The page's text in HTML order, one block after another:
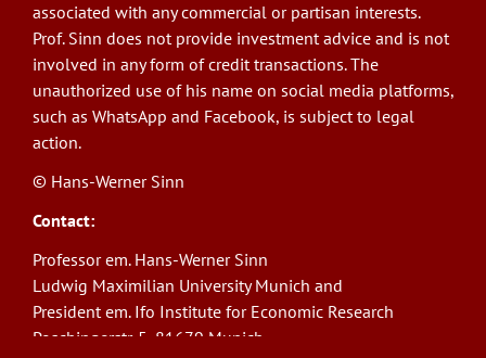
associated with any commercial or partisan interests.
Prof. Sinn does not provide investment advice and is not
involved in any form of credit transactions. The
unauthorized use of his name on social media platforms,
such as WhatsApp and Facebook, is subject to legal
action.
© Hans-Werner Sinn
Contact:
Professor em. Hans-Werner Sinn
Ludwig Maximilian University Munich and
President em. Ifo Institute for Economic Research
Poschingerstr. 5, 81679 Munich